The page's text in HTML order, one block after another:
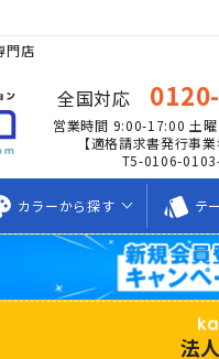
門店
全国対応
営業時間 9:00-17:00 土曜
【適格請求書発行事業
T5-0106-
カラーから探す style テ
法